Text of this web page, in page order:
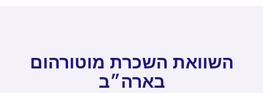
השוואת השכרת מוטורהום
בארה״ב